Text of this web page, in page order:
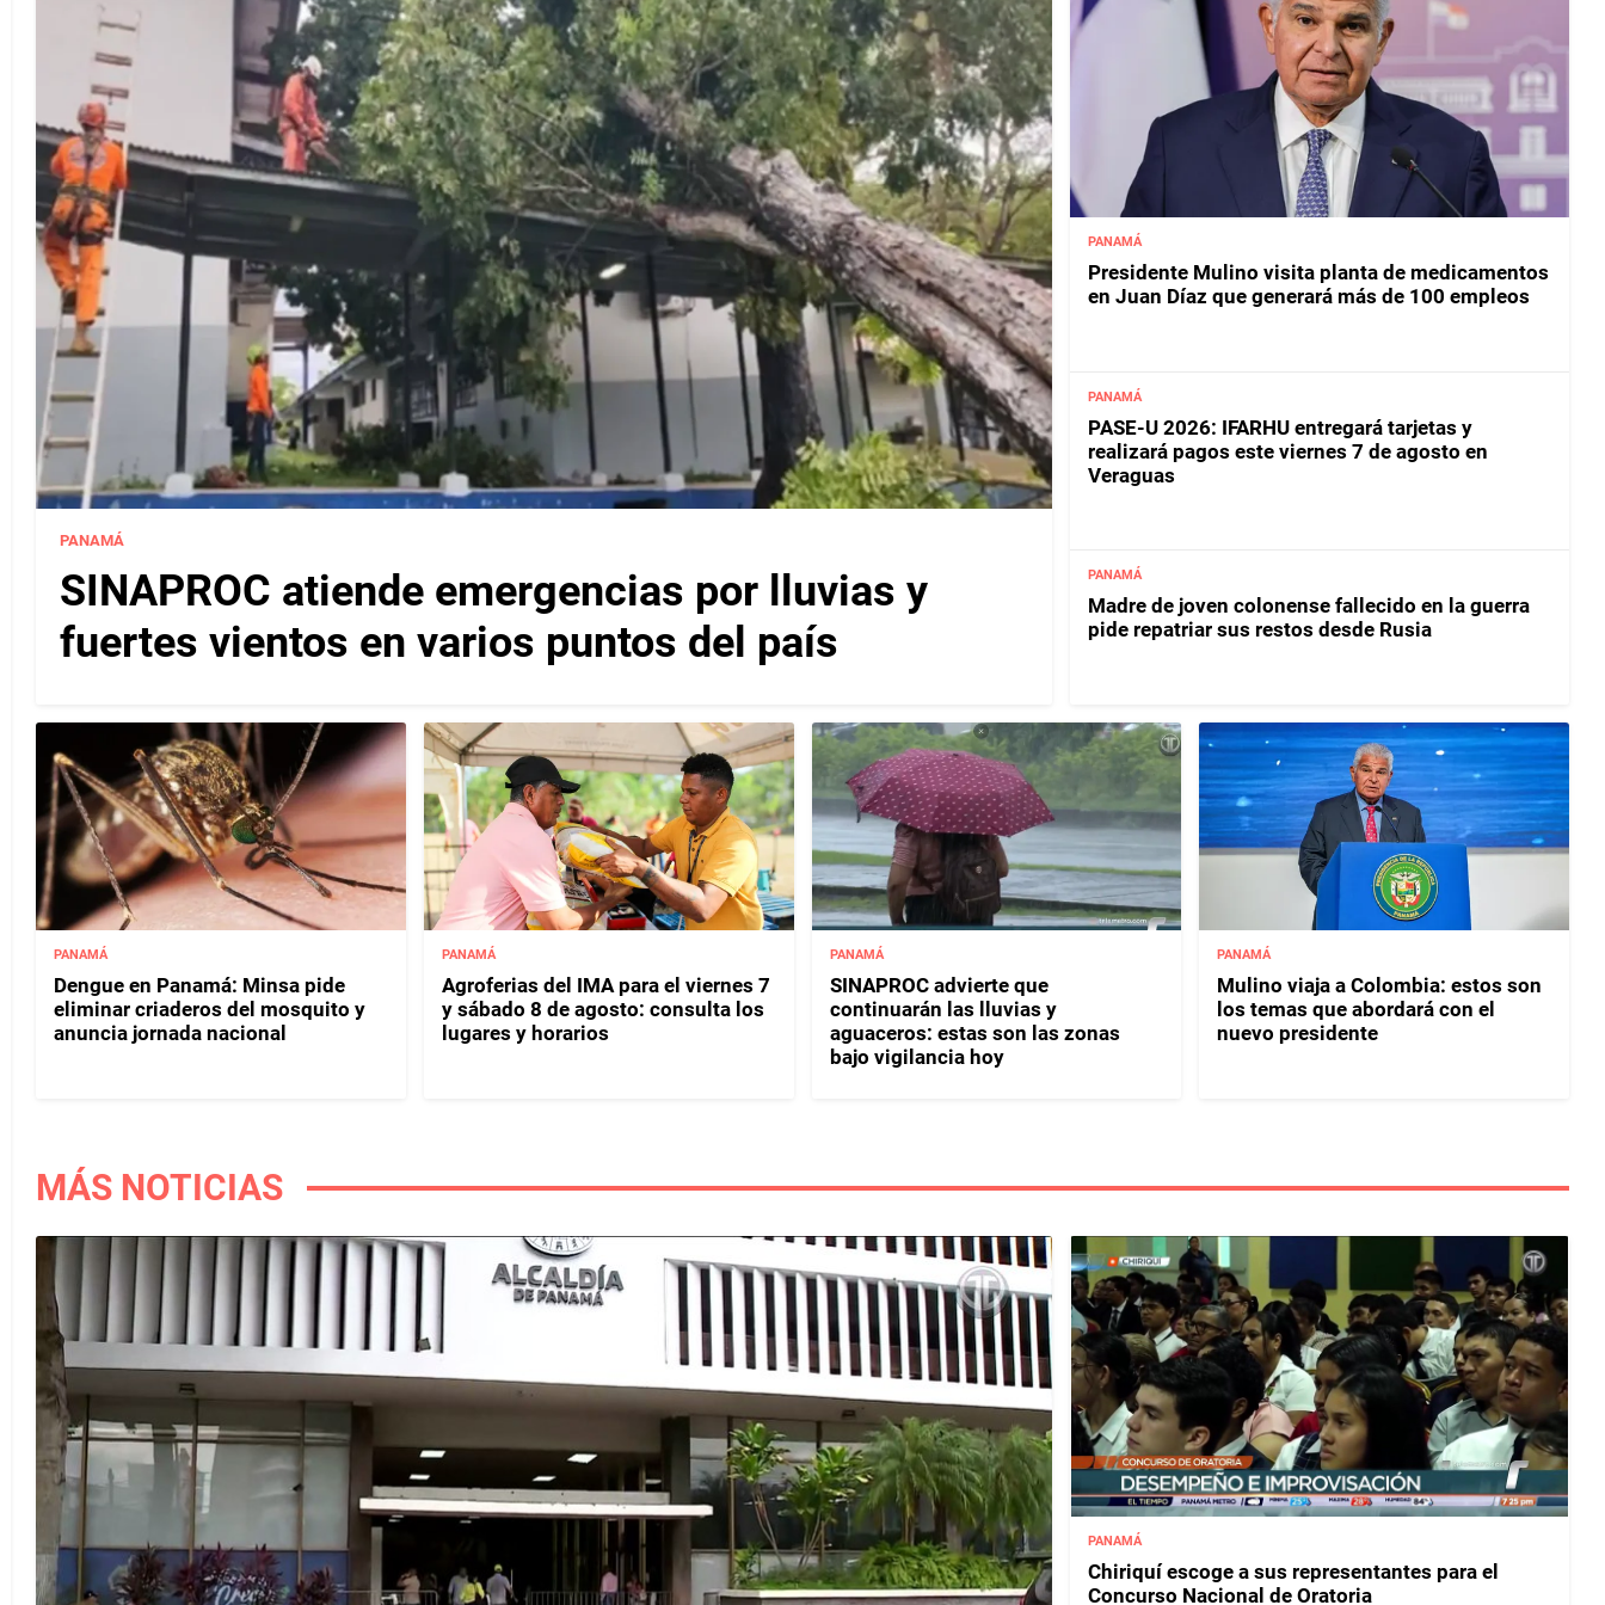
PANAMÁ
SINAPROC atiende emergencias por lluvias y
fuertes vientos en varios puntos del país
PANAMÁ
Presidente Mulino visita planta de medicamentos
en Juan Díaz que generará más de 100 empleos
PANAMÁ
PASE-U 2026: IFARHU entregará tarjetas y
realizará pagos este viernes 7 de agosto en
Veraguas
PANAMÁ
Madre de joven colonense fallecido en la guerra
pide repatriar sus restos desde Rusia
PANAMÁ
Dengue en Panamá: Minsa pide
eliminar criaderos del mosquito y
anuncia jornada nacional
PANAMÁ
Agroferias del IMA para el viernes 7
y sábado 8 de agosto: consulta los
lugares y horarios
PANAMÁ
SINAPROC advierte que
continuarán las lluvias y
aguaceros: estas son las zonas
bajo vigilancia hoy
PANAMÁ
Mulino viaja a Colombia: estos son
los temas que abordará con el
nuevo presidente
MÁS NOTICIAS
PANAMÁ
Chiriquí escoge a sus representantes para el
Concurso Nacional de Oratoria